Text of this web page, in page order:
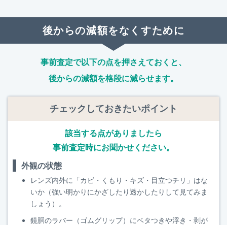
後からの減額をなくすために
事前査定で以下の点を押さえておくと、
後からの減額を格段に減らせます。
チェックしておきたいポイント
該当する点がありましたら
事前査定時にお聞かせください。
外観の状態
レンズ内外に「カビ・くもり・キズ・目立つチリ」はな
いか（強い明かりにかざしたり透かしたりして見てみま
しょう）。
鏡胴のラバー（ゴムグリップ）にベタつきや浮き・剥が